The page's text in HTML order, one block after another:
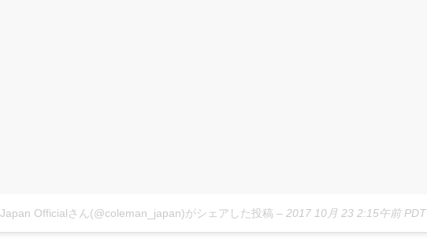
Officialさん(@coleman_japan)がシェアした投稿 – 2017 10月 23 2:15午前 PDT